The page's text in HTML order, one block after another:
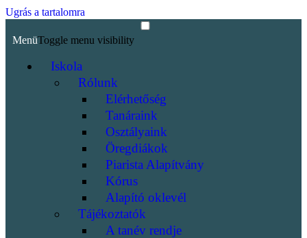
Ugrás a tartalomra
MenüToggle menu visibility
Iskola
Rólunk
Elérhetőség
Tanáraink
Osztályaink
Öregdiákok
Piarista Alapítvány
Kórus
Alapító oklevél
Tájékoztatók
A tanév rendje